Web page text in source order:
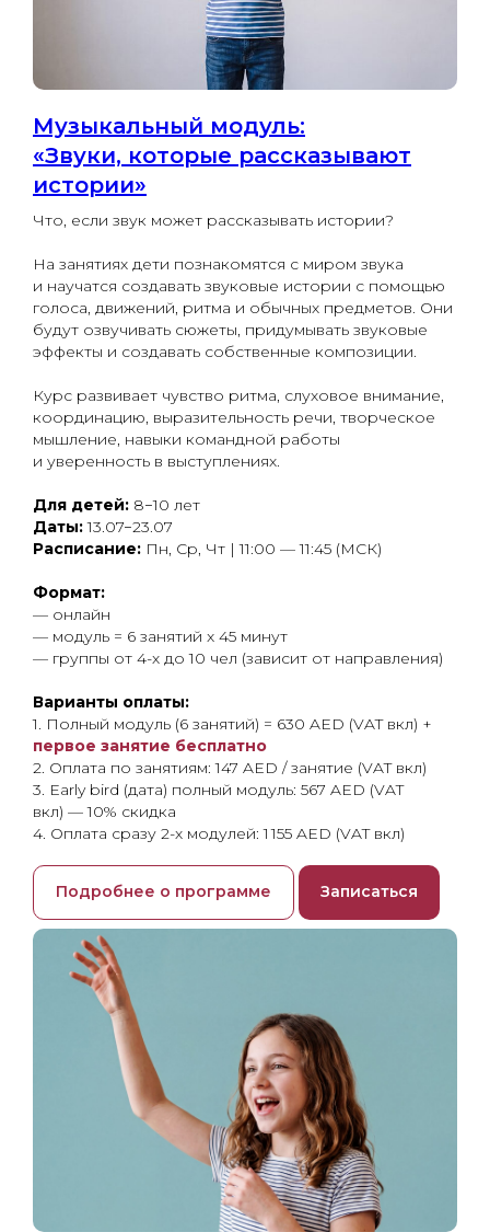
Музыкальный модуль:
«Звуки, которые рассказывают
истории»
Что, если звук может рассказывать истории?
На занятиях дети познакомятся с миром звука
и научатся создавать звуковые истории с помощью
голоса, движений, ритма и обычных предметов. Они
будут озвучивать сюжеты, придумывать звуковые
эффекты и создавать собственные композиции.
Курс развивает чувство ритма, слуховое внимание,
координацию, выразительность речи, творческое
мышление, навыки командной работы
и уверенность в выступлениях.
Для детей: 8−10 лет
Даты:13.07−23.07
Расписание: Пн, Ср, Чт | 11:00 — 11:45 (МСК)
Формат:
— онлайн
— модуль = 6 занятий x 45 минут
— группы от 4-х до 10 чел (зависит от направления)
Варианты оплаты:
1. Полный модуль (6 занятий) = 630 AED (VAT вкл) +
первое занятие бесплатно
2. Оплата по занятиям: 147 AED / занятие (VAT вкл)
3. Early bird (дата) полный модуль: 567 AED (VAT
вкл) — 10% скидка
4. Оплата сразу 2-х модулей: 1 155 AED (VAT вкл)
Подробнее о программе Записаться